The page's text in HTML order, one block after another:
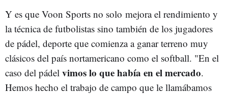
Y es que Voon Sports no solo mejora el rendimiento y
la técnica de futbolistas sino también de los jugadores
de pádel, deporte que comienza a ganar terreno muy
clásicos del país nortamericano como el softball. "En el
caso del pádel vimos lo que había en el mercado.
Hemos hecho el trabajo de campo que le llamábamos